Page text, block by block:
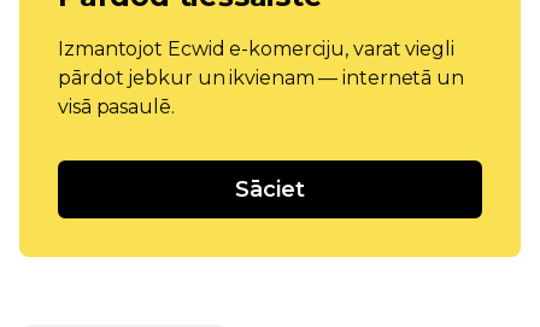
Izmantojot Ecwid e-komerciju, varat viegli
pārdot jebkur un ikvienam — internetā un
visā pasaulē.
Sāciet